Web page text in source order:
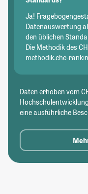
Ja!
Datenauswertung
den üblichen
Die Methodik des
methodik.che-
Daten erhoben vom
eine ausführliche